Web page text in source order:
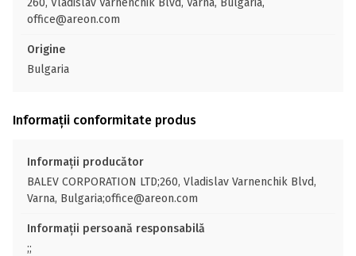
260, Vladislav Varnenchik Blvd, Varna, Bulgaria,
office@areon.com
Origine
Bulgaria
Informații conformitate produs
Informații producător
BALEV CORPORATION LTD;260, Vladislav Varnenchik Blvd,
Varna, Bulgaria;office@areon.com
Informații persoană responsabilă
;;